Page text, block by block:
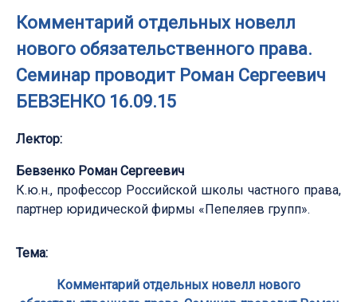
Комментарий отдельных новелл
нового обязательственного права.
Семинар проводит Роман Сергеевич
БЕВЗЕНКО 16.09.15
Лектор:
Бевзенко Роман Сергеевич
К.ю.н., профессор Российской школы частного права,
партнер юридической фирмы «Пепеляев групп».
Тема:
Комментарий отдельных новелл нового